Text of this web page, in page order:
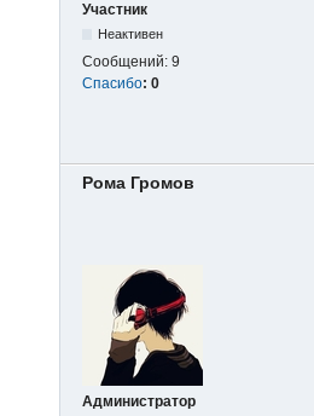
Участник
Неактивен
Сообщений: 9
Спасибо: 0
Рома Громов
Администратор